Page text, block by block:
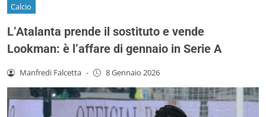
Calcio
L’Atalanta prende il sostituto e vende
Lookman: è l’affare di gennaio in Serie A
Manfredi Falcetta - 8 Gennaio 2026